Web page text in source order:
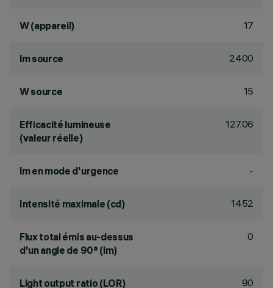
W (appareil) 17
lm source 2400
W source 15
Efficacité lumineuse
(valeur réelle)
127.06
lm en mode d'urgence -
Intensité maximale (cd) 1452
Flux total émis au-dessus
d'un angle de 90° (lm)
0
Light output ratio (LOR) 90